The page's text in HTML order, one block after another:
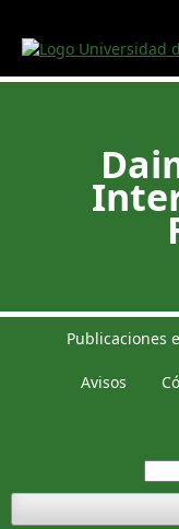
Publicaciones
Avisos